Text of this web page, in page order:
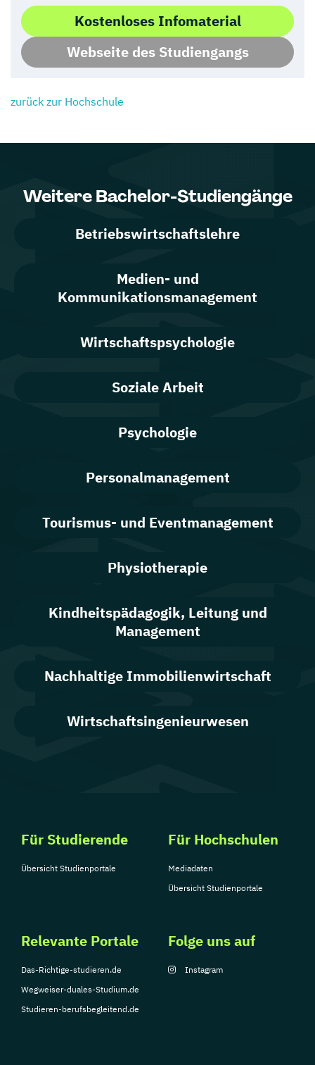
Kostenloses Infomaterial
Webseite des Studiengangs
zurück zur Hochschule
Weitere Bachelor-Studiengänge
Betriebswirtschaftslehre
Medien- und
Kommunikationsmanagement
Wirtschaftspsychologie
Soziale Arbeit
Psychologie
Personalmanagement
Tourismus- und Eventmanagement
Physiotherapie
Kindheitspädagogik, Leitung und
Management
Nachhaltige Immobilienwirtschaft
Wirtschaftsingenieurwesen
Für Studierende
Übersicht Studienportale
Für Hochschulen
Mediadaten
Übersicht Studienportale
Relevante Portale
Das-Richtige-studieren.de
Wegweiser-duales-Studium.de
Studieren-berufsbegleitend.de
Folge uns auf
Instagram